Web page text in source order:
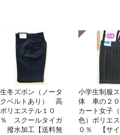
冬ズボン（ノータ
クベルトあり） 高
リエステル１０
％ スクールタイガ
撥水加工【送料無
小学生制服
体 車の２０
カート女子
色）ポリエ
０％ 【サ